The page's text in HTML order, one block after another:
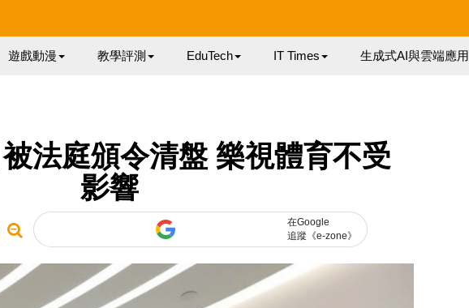
遊戲動漫 教學評測 EduTech IT Times 生成式AI與雲端應用
法庭頒令清盤 樂視體育不受
影響
在Google
追蹤《e-zone》